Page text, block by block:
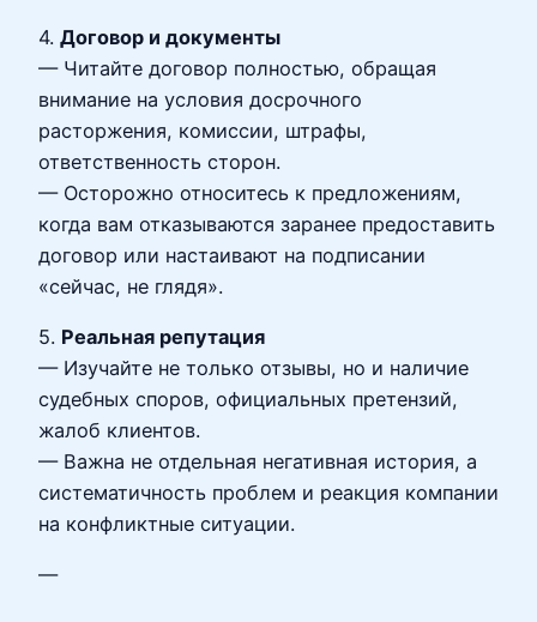
4. Договор и документы
— Читайте договор полностью, обращая
внимание на условия досрочного
расторжения, комиссии, штрафы,
ответственность сторон.
— Осторожно относитесь к предложениям,
когда вам отказываются заранее предоставить
договор или настаивают на подписании
«сейчас, не глядя».
5. Реальная репутация
— Изучайте не только отзывы, но и наличие
судебных споров, официальных претензий,
жалоб клиентов.
— Важна не отдельная негативная история, а
систематичность проблем и реакция компании
на конфликтные ситуации.
—